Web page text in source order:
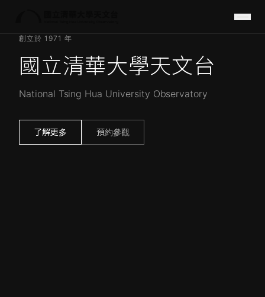
創立於 1971 年
國立清華大學天文台
National Tsing Hua University Observatory
了解更多 預約參觀